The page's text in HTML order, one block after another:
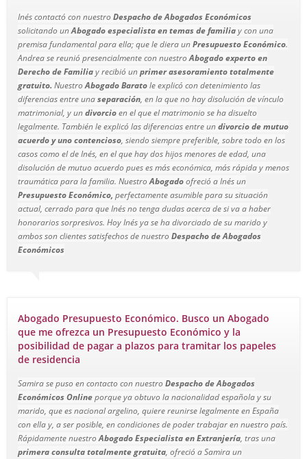
Inés contactó con nuestro Despacho de Abogados Económicos
solicitando unAbogado especialista en temas de familiay con una
premisa fundamental para ella; que le diera unPresupuesto Económico.
Andrea se reunió presencialmente con nuestroAbogado experto en
Derecho de Familiay recibió unprimer asesoramiento totalmente
gratuito. NuestroAbogado Baratole explicó con detenimiento las
diferencias entre unaseparación, en la que no hay disolución de vínculo
matrimonial, y undivorcioen el que el matrimonio se ha disuelto
legalmente. También le explicó las diferencias entre undivorcio de mutuo
acuerdo y uno contencioso, siendo siempre preferible, sobre todo en los
casos como el de Inés, en el que hay dos hijos menores de edad, una
disolución de mutuo acuerdo pues es más económica, más rápida y menos
traumática para la familia. NuestroAbogadoofreció a Inés un
Presupuesto Económico, perfectamente asumible para su situación
actual, cerrado para que Inés no tenga dudas acerca de si va a haber
honorarios sorpresivos. Hoy Inés ya se ha divorciado de su marido y
ambos son clientes satisfechos de nuestro Despacho de Abogados
Económicos
Abogado Presupuesto Económico. Busco un Abogado
que me ofrezca un Presupuesto Económico y la
posibilidad de pagar a plazos para tramitar los papeles
de residencia
Samira se puso en contacto con nuestro Despacho de Abogados
Económicos Onlineporque ya obtuvo la nacionalidad española y su
marido, que es nacional argelino, quiere reunirse legalmente en España
con ella y, a ser posible, en condiciones de poder trabajar en nuestro país.
Rápidamente nuestroAbogado Especialista en Extranjería, tras una
primera consulta totalmente gratuita, ofreció a Samira un